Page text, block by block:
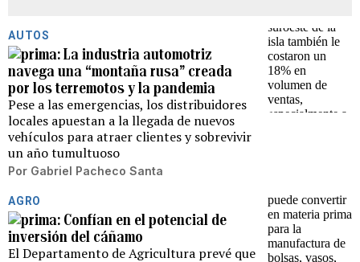
AUTOS
La industria automotriz
navega una “montaña rusa” creada
por los terremotos y la pandemia
Pese a las emergencias, los distribuidores
locales apuestan a la llegada de nuevos
vehículos para atraer clientes y sobrevivir
un año tumultuoso
Por Gabriel Pacheco Santa
AGRO
Confían en el potencial de
inversión del cáñamo
El Departamento de Agricultura prevé que